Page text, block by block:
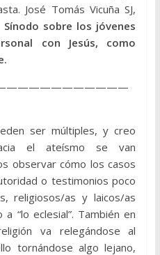
José Tomás Vicuña SJ,
sobre los jóvenes
con Jesús, como
ser múltiples, y creo
el ateísmo se van
observar cómo los casos
o testimonios poco
religiosos/as y laicos/as
“lo eclesial”. También en
va relegándose al
tornándose algo lejano,